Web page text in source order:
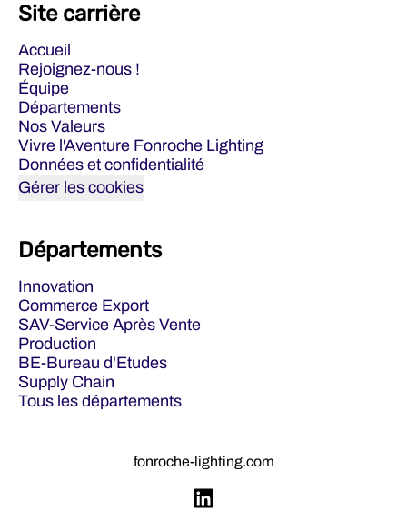
Site carrière
Accueil
Rejoignez-nous !
Équipe
Départements
Nos Valeurs
Vivre l'Aventure Fonroche Lighting
Données et confidentialité
Gérer les cookies
Départements
Innovation
Commerce Export
SAV-Service Après Vente
Production
BE-Bureau d'Etudes
Supply Chain
Tous les départements
fonroche-lighting.com